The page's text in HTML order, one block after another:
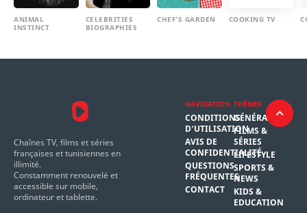
ANIMAL
INSTINCT
CELEBRITIES
BIOGRAPHIES
CHEF'S GARDEN COOKING TV
Chaînes TV, films et séries
françaises et tunisiennes en
illimité.
Constamment renouvelé et
accessible sur mobile,
ordinateur et tablette.
NAVIGATION
CONDITIONS
D'UTILISATION
AVIS DE
CONFIDENTIALITÉ
QUESTIONS
FRÉQUENTES
CONTACT
THÈMES
GÉNÉRAL
FILMS &
SÉRIES
LIFESTYLE
SPORTS &
NEWS
KIDS &
EDUCATION